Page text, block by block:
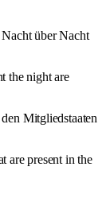
über Nacht
the night are
Mitgliedstaaten
are present in the